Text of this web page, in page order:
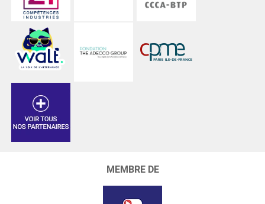
MEMBRE DE